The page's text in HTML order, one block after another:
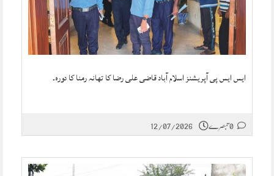
ایس ایس پی آپریشنز اسلام آباد قاضی علی رضا کا تھانہ رمنا کا دورہ۔
12/07/2026